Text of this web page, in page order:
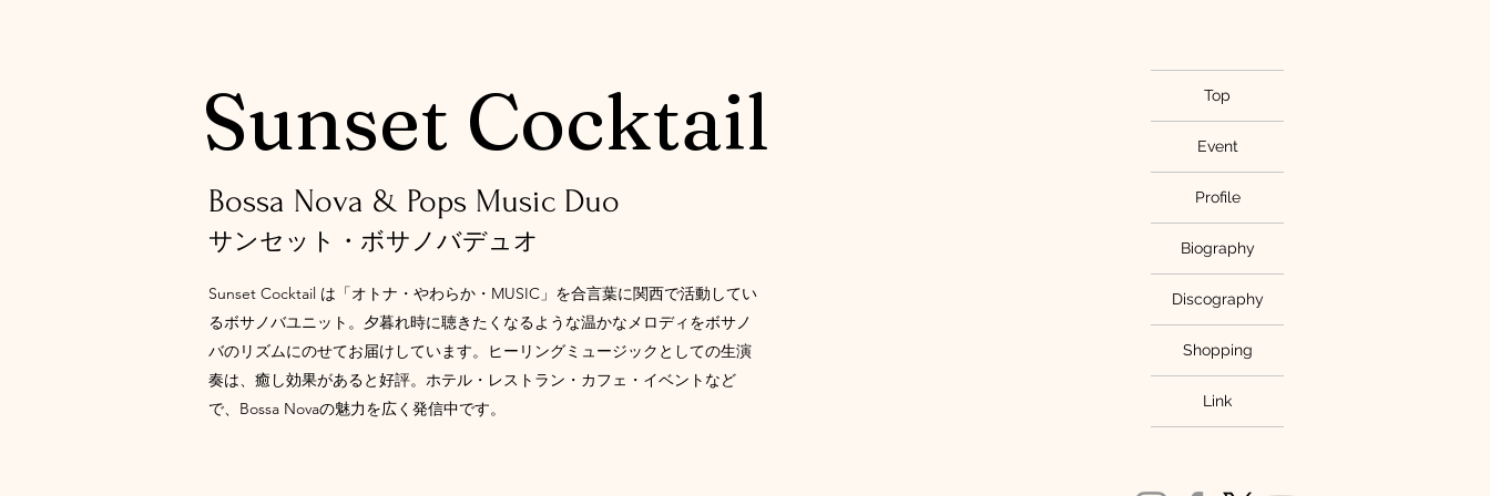
Sunset Cocktail
​Bossa Nova & Pops Music Duo
サンセット・ボサノバデュオ
Sunset Cocktail は「オトナ・やわらか・MUSIC」を合言葉に関西で活動してい
るボサノバユニット。夕暮れ時に聴きたくなるような温かなメロディをボサノ
バのリズムにのせてお届けしています。ヒーリングミュージックとしての生演
奏は、癒し効果があると好評。ホテル・レストラン・カフェ・イベントなど
で、Bossa Novaの魅力を広く発信中です。
Top
Event
Profile
Biography
Discography
Shopping
Link